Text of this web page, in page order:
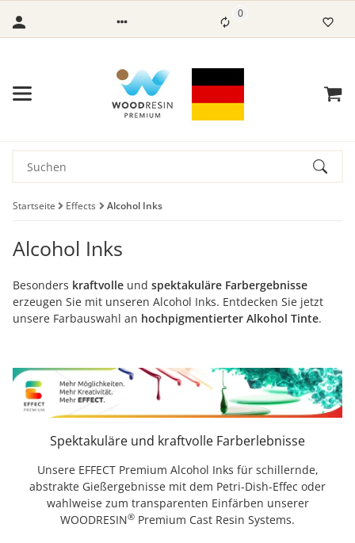
0
Startseite Effects Alcohol Inks
Alcohol Inks
Besonders kraftvolle und spektakuläre Farbergebnisse
erzeugen Sie mit unseren Alcohol Inks. Entdecken Sie jetzt
unsere Farbauswahl an hochpigmentierter Alkohol Tinte.
Spektakuläre und kraftvolle Farberlebnisse
Unsere EFFECT Premium Alcohol Inks für schillernde,
abstrakte Gießergebnisse mit dem Petri-Dish-Effec oder
wahlweise zum transparenten Einfärben unserer
WOODRESIN® Premium Cast Resin Systems.